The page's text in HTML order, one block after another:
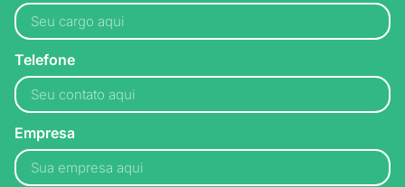
Telefone
Empresa